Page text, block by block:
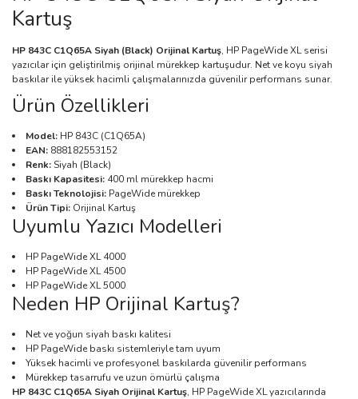
Kartuş
HP 843C C1Q65A Siyah (Black) Orijinal Kartuş, HP PageWide XL serisi
yazıcılar için geliştirilmiş orijinal mürekkep kartuşudur. Net ve koyu siyah
baskılar ile yüksek hacimli çalışmalarınızda güvenilir performans sunar.
Ürün Özellikleri
Model: HP 843C (C1Q65A)
EAN: 888182553152
Renk:Siyah (Black)
Baskı Kapasitesi: 400 ml mürekkep hacmi
Baskı Teknolojisi: PageWide mürekkep
Ürün Tipi: Orijinal Kartuş
Uyumlu Yazıcı Modelleri
HP PageWide XL 4000
HP PageWide XL 4500
HP PageWide XL 5000
Neden HP Orijinal Kartuş?
Net ve yoğun siyah baskı kalitesi
HP PageWide baskı sistemleriyle tam uyum
Yüksek hacimli ve profesyonel baskılarda güvenilir performans
Mürekkep tasarrufu ve uzun ömürlü çalışma
HP 843C C1Q65A Siyah Orijinal Kartuş, HP PageWide XL yazıcılarında